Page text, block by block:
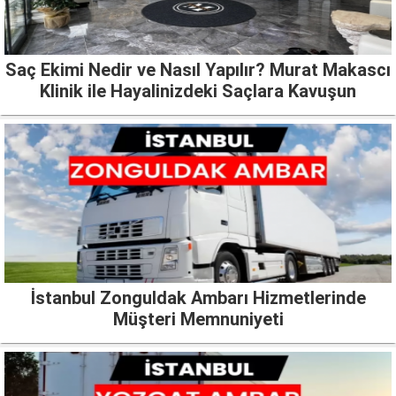
Saç Ekimi Nedir ve Nasıl Yapılır? Murat Makascı
Klinik ile Hayalinizdeki Saçlara Kavuşun
İstanbul Zonguldak Ambarı Hizmetlerinde
Müşteri Memnuniyeti